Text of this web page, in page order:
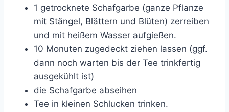
1 getrocknete Schafgarbe (ganze Pflanze
mit Stängel, Blättern und Blüten) zerreiben
und mit heißem Wasser aufgießen.
10 Monuten zugedeckt ziehen lassen (ggf.
dann noch warten bis der Tee trinkfertig
ausgekühlt ist)
die Schafgarbe abseihen
Tee in kleinen Schlucken trinken.